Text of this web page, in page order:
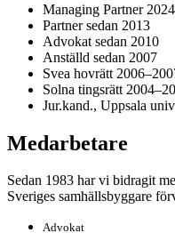
Managing Partner
Partner sedan 2013
Advokat sedan 2010
Anställd sedan 2007
Svea hovrätt
Solna tingsrätt
Jur.kand., Uppsala
Medarbetare
Sedan 1983 har vi bidragit
Sveriges samhällsbyggare
Advokat